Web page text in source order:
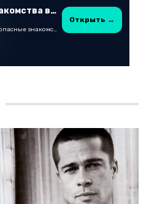
ZYYN — знакомства в Казахстане
Быстрые и безопасные знакомства в Telegram
Открыть →